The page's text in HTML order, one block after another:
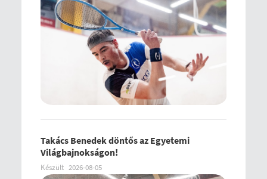
Takács Benedek döntős az Egyetemi
Világbajnokságon!
Készült 2026-08-05